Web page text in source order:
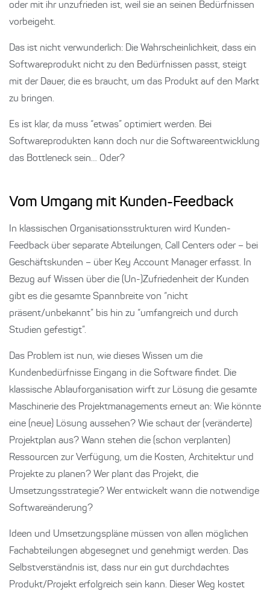
oder mit ihr unzufrieden ist, weil sie an seinen Bedürfnissen
vorbeigeht.
Das ist nicht verwunderlich: Die Wahrscheinlichkeit, dass ein
Softwareprodukt nicht zu den Bedürfnissen passt, steigt
mit der Dauer, die es braucht, um das Produkt auf den Markt
zu bringen.
Es ist klar, da muss “etwas” optimiert werden. Bei
Softwareprodukten kann doch nur die Softwareentwicklung
das Bottleneck sein… Oder?
Vom Umgang mit Kunden-Feedback
In klassischen Organisationsstrukturen wird Kunden-
Feedback über separate Abteilungen, Call Centers oder – bei
Geschäftskunden – über Key Account Manager erfasst. In
Bezug auf Wissen über die (Un-)Zufriedenheit der Kunden
gibt es die gesamte Spannbreite von “nicht
präsent/unbekannt” bis hin zu “umfangreich und durch
Studien gefestigt”.
Das Problem ist nun, wie dieses Wissen um die
Kundenbedürfnisse Eingang in die Software findet. Die
klassische Ablauforganisation wirft zur Lösung die gesamte
Maschinerie des Projektmanagements erneut an: Wie könnte
eine (neue) Lösung aussehen? Wie schaut der (veränderte)
Projektplan aus? Wann stehen die (schon verplanten)
Ressourcen zur Verfügung, um die Kosten, Architektur und
Projekte zu planen? Wer plant das Projekt, die
Umsetzungsstrategie? Wer entwickelt wann die notwendige
Softwareänderung?
Ideen und Umsetzungspläne müssen von allen möglichen
Fachabteilungen abgesegnet und genehmigt werden. Das
Selbstverständnis ist, dass nur ein gut durchdachtes
Produkt/Projekt erfolgreich sein kann. Dieser Weg kostet